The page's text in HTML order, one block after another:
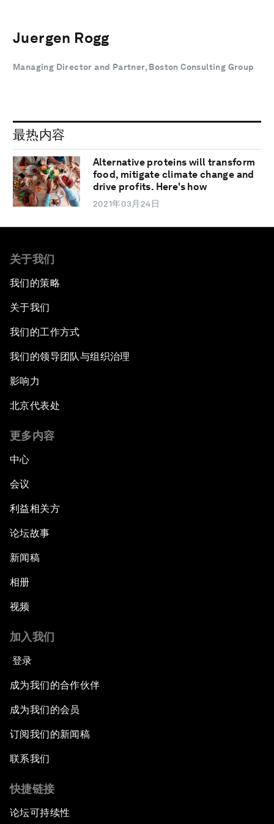
Juergen Rogg
Managing Director and Partner, Boston Consulting Group
最热内容
Alternative proteins will transform
food, mitigate climate change and
drive profits. Here's how
2021年03月24日
关于我们
我们的策略
关于我们
我们的工作方式
我们的领导团队与组织治理
影响力
北京代表处
更多内容
中心
会议
利益相关方
论坛故事
新闻稿
相册
视频
加入我们
登录
成为我们的合作伙伴
成为我们的会员
订阅我们的新闻稿
联系我们
快捷链接
论坛可持续性